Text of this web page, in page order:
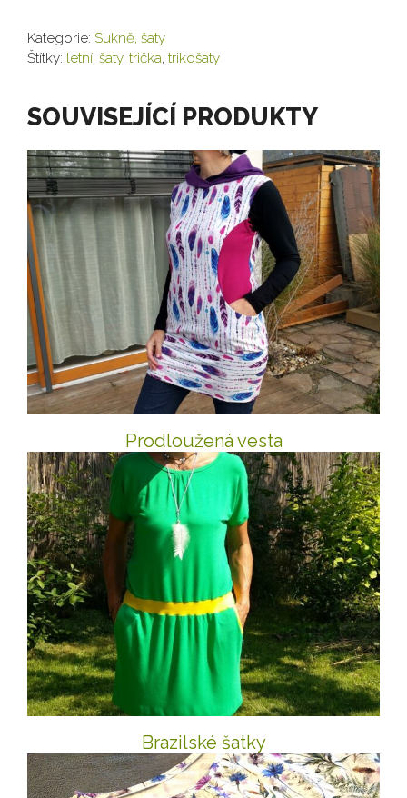
Kategorie: Sukně, šaty
Štítky: letní, šaty, trička, trikošaty
SOUVISEJÍCÍ PRODUKTY
Prodloužená vesta
Brazilské šatky